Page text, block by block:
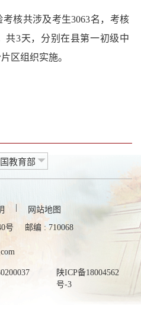
考核共涉及考生3063名，考核
共3天，分别在县第一初级中
区组织实施。
教育部
网站地图
号
邮编 : 710068
陕ICP备18004562
号-3